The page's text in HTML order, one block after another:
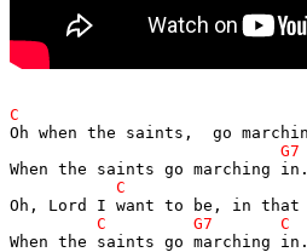
When the saints go marching in.